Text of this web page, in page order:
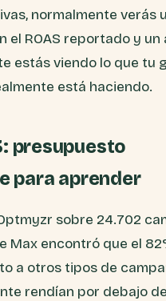
normalmente verás
el ROAS reportado y un
estás viendo lo que tu
está haciendo.
presupuesto
para aprender
sobre 24.702
Max encontró que el
a otros tipos de
rendían por debajo